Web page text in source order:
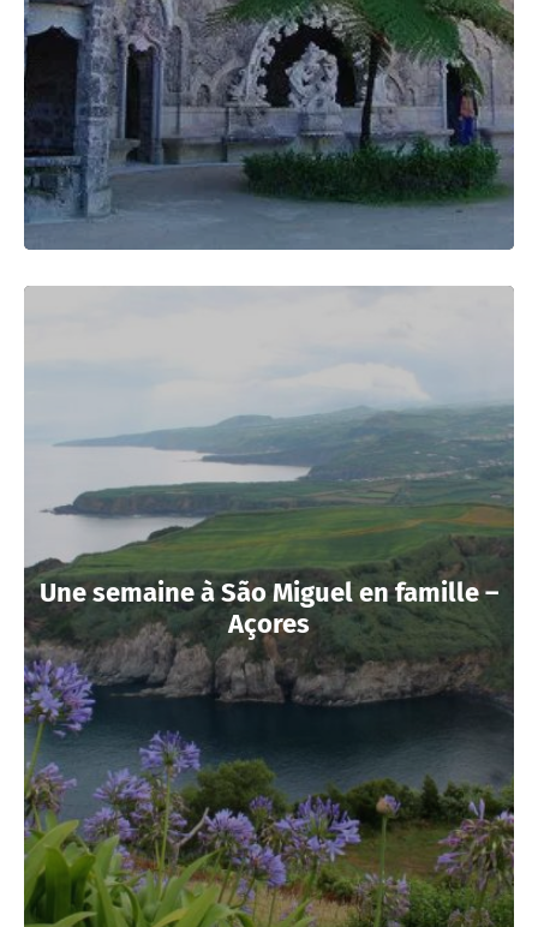
Une semaine à São Miguel en famille –
Açores